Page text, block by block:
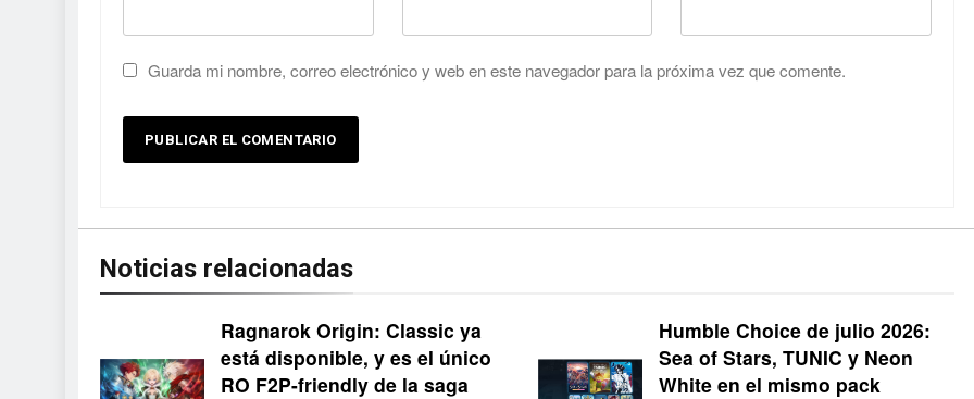
Guarda mi nombre, correo electrónico y web en este navegador para la próxima vez que comente.
Noticias relacionadas
Ragnarok Origin: Classic ya
está disponible, y es el único
RO F2P-friendly de la saga
Humble Choice de julio 2026:
Sea of Stars, TUNIC y Neon
White en el mismo pack